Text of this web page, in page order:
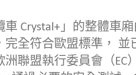
車 Crystal+」的整體車
完全符合歐盟標準， 並
洲聯盟執行委員會（EC